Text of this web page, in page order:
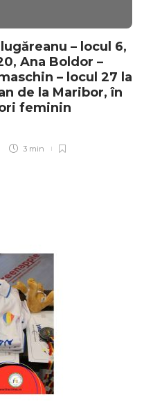
– locul 6,
Ana Boldor –
– locul 27 la
de la Maribor, în
feminin
3 min